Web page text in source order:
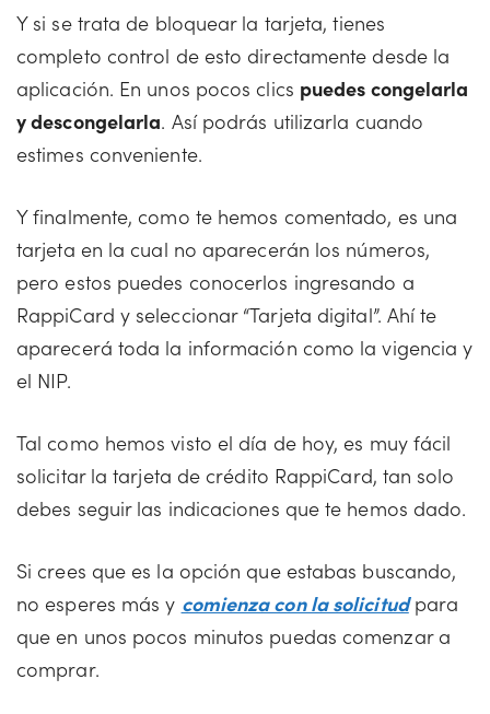
Y si se trata de bloquear la tarjeta, tienes
completo control de esto directamente desde la
aplicación. En unos pocos clics puedes congelarla
y descongelarla. Así podrás utilizarla cuando
estimes conveniente.
Y finalmente, como te hemos comentado, es una
tarjeta en la cual no aparecerán los números,
pero estos puedes conocerlos ingresando a
RappiCard y seleccionar “Tarjeta digital”. Ahí te
aparecerá toda la información como la vigencia y
el NIP.
Tal como hemos visto el día de hoy, es muy fácil
solicitar la tarjeta de crédito RappiCard, tan solo
debes seguir las indicaciones que te hemos dado.
Si crees que es la opción que estabas buscando,
no esperes más y comienza con la solicitudpara
que en unos pocos minutos puedas comenzar a
comprar.